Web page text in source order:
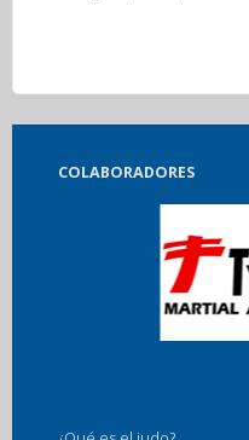
COLABORADORES